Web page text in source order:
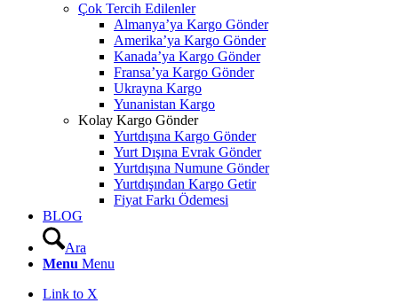
Çok Tercih Edilenler
Almanya’ya Kargo Gönder
Amerika’ya Kargo Gönder
Kanada’ya Kargo Gönder
Fransa’ya Kargo Gönder
Ukrayna Kargo
Yunanistan Kargo
Kolay Kargo Gönder
Yurtdışına Kargo Gönder
Yurt Dışına Evrak Gönder
Yurtdışına Numune Gönder
Yurtdışından Kargo Getir
Fiyat Farkı Ödemesi
BLOG
Ara
Menu Menu
Link to X